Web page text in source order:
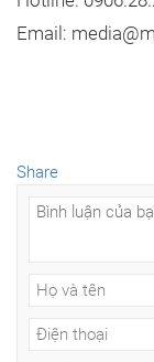
Email:
Share